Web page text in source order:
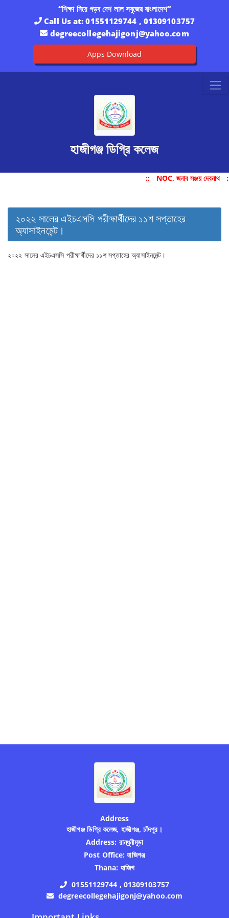
“শিক্ষা নিয়ে গড়ব দেশ লাল সবুজের বাংলাদেশ”
Call Us at:01551129744 , 01309103757
degreecollegehajigonj@yahoo.com
Apps Download
হাজীগঞ্জ ডিগ্রি কলেজ
:: NOC, জনাব সঞ্জয় দেবনাথ
২০২২ সালের এইচএসসি পরীক্ষার্থীদের ১১শ সপ্তাহের
অ্যাসাইনমেন্ট।
২০২২ সালের এইচএসসি পরীক্ষার্থীদের ১১শ সপ্তাহের অ্যাসাইনমেন্ট।
Address
হাজীগঞ্জ ডিগ্রি কলেজ, হাজীগঞ্জ, চাঁদপুর।
Address: রান্ধুনীমূড়া
Post Office: হাজিগঞ্জ
Thana: হাজিগ
01551129744 , 01309103757
degreecollegehajigonj@yahoo.com